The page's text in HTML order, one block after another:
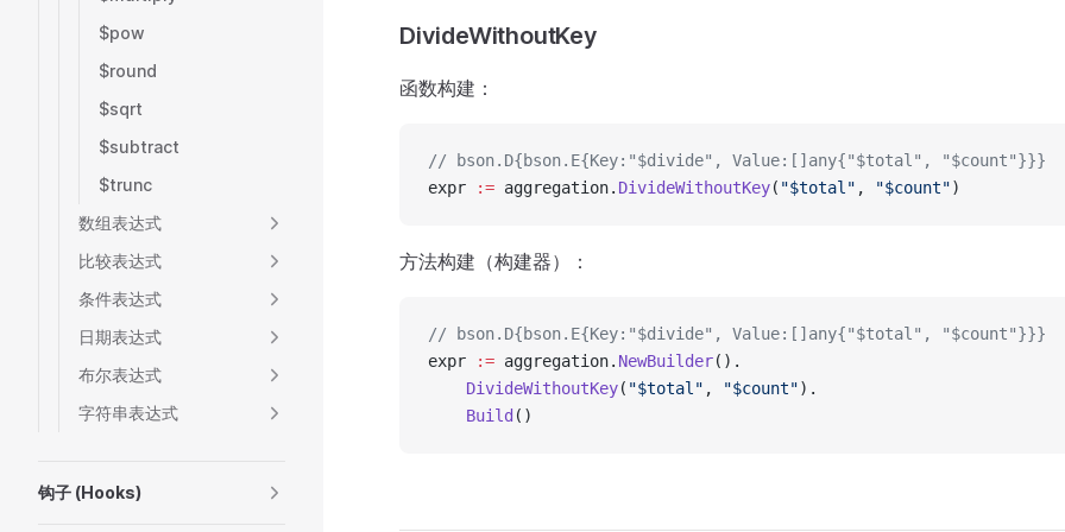
$pow
$round
$sqrt
$subtract
$trunc
数组表达式
比较表达式
条件表达式
日期表达式
布尔表达式
字符串表达式
钩子 (Hooks)
DivideWithoutKey
函数构建：
// bson.D{bson.E{Key:"$divide", Value:[]any{"$total", "$count"}}}
expr
:= aggregation. DivideWithoutKey( "$total" , "$count")
方法构建（构建器）：
// bson.D{bson.E{Key:"$divide", Value:[]any{"$total", "$count"}}}
expr
:= aggregation. NewBuilder().
    DivideWithoutKey
( "$total" , "$count").
    Build
()